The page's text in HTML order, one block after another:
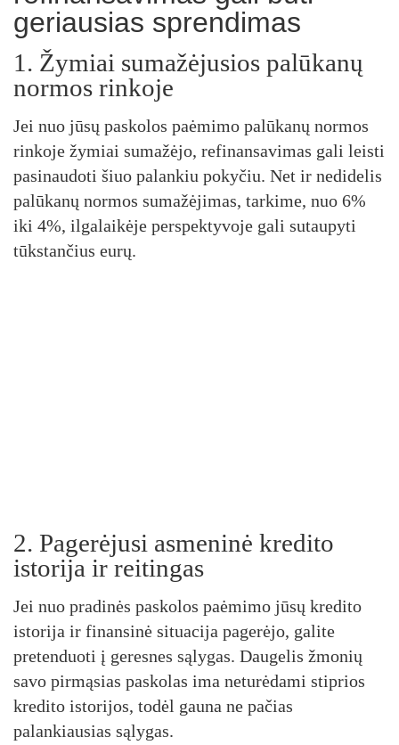
geriausias sprendimas
1. Žymiai sumažėjusios palūkanų
normos rinkoje
Jei nuo jūsų paskolos paėmimo palūkanų normos
rinkoje žymiai sumažėjo, refinansavimas gali leisti
pasinaudoti šiuo palankiu pokyčiu. Net ir nedidelis
palūkanų normos sumažėjimas, tarkime, nuo 6%
iki 4%, ilgalaikėje perspektyvoje gali sutaupyti
tūkstančius eurų.
2. Pagerėjusi asmeninė kredito
istorija ir reitingas
Jei nuo pradinės paskolos paėmimo jūsų kredito
istorija ir finansinė situacija pagerėjo, galite
pretenduoti į geresnes sąlygas. Daugelis žmonių
savo pirmąsias paskolas ima neturėdami stiprios
kredito istorijos, todėl gauna ne pačias
palankiausias sąlygas.